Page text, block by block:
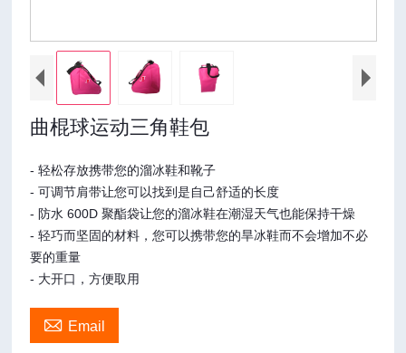
曲棍球运动三角鞋包
- 轻松存放携带您的溜冰鞋和靴子
- 可调节肩带让您可以找到是自己舒适的长度
- 防水 600D 聚酯袋让您的溜冰鞋在潮湿天气也能保持干燥
- 轻巧而坚固的材料，您可以携带您的旱冰鞋而不会增加不必
要的重量
- 大开口，方便取用
 Email